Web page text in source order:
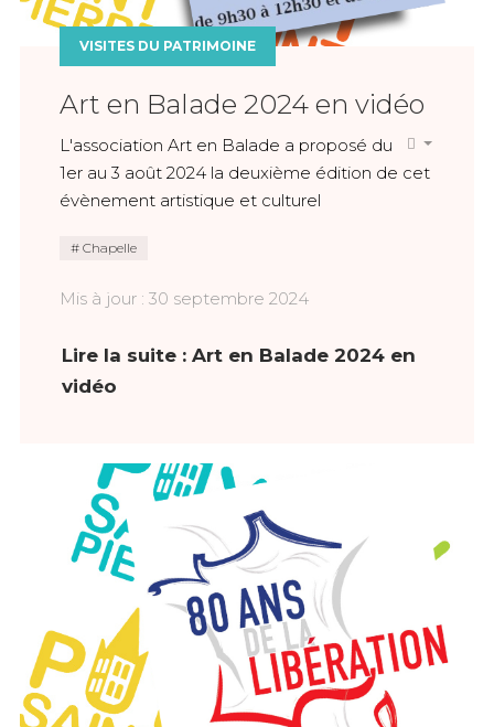
VISITES DU PATRIMOINE
Art en Balade 2024 en vidéo
L'association Art en Balade a proposé du
1er au 3 août 2024 la deuxième édition de cet
évènement artistique et culturel
Chapelle
Mis à jour : 30 septembre 2024
Lire la suite : Art en Balade 2024 en
vidéo